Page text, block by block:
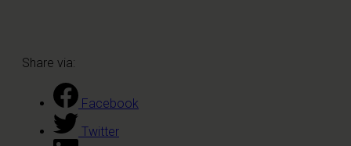
Share via:
Facebook
Twitter